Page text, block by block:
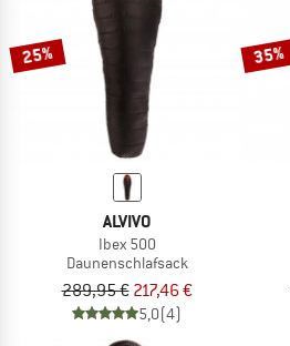
25%
ALVIVO
Ibex 500
Daunenschlafsack
289,95 € 217,46 €
5,0(4)
35%